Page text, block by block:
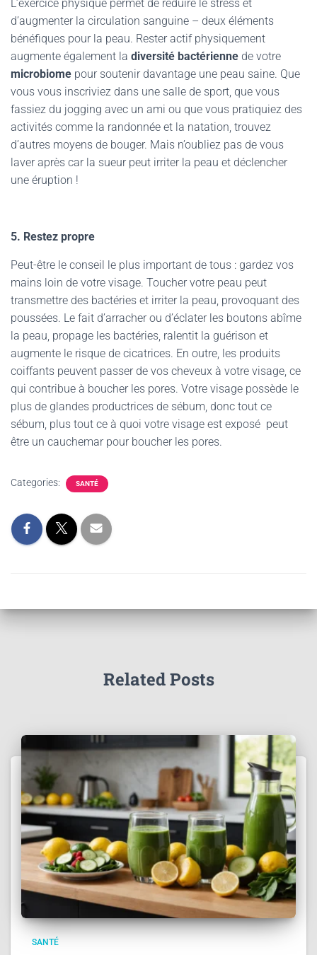
L’exercice physique permet de réduire le stress et
d’augmenter la circulation sanguine – deux éléments
bénéfiques pour la peau. Rester actif physiquement
augmente également la diversité bactérienne de votre
microbiome pour soutenir davantage une peau saine. Que
vous vous inscriviez dans une salle de sport, que vous
fassiez du jogging avec un ami ou que vous pratiquiez des
activités comme la randonnée et la natation, trouvez
d’autres moyens de bouger. Mais n’oubliez pas de vous
laver après car la sueur peut irriter la peau et déclencher
une éruption !
5. Restez propre
Peut-être le conseil le plus important de tous : gardez vos
mains loin de votre visage. Toucher votre peau peut
transmettre des bactéries et irriter la peau, provoquant des
poussées. Le fait d’arracher ou d’éclater les boutons abîme
la peau, propage les bactéries, ralentit la guérison et
augmente le risque de cicatrices. En outre, les produits
coiffants peuvent passer de vos cheveux à votre visage, ce
qui contribue à boucher les pores. Votre visage possède le
plus de glandes productrices de sébum, donc tout ce
sébum, plus tout ce à quoi votre visage est exposé peut
être un cauchemar pour boucher les pores.
Categories: SANTÉ
Related Posts
SANTÉ